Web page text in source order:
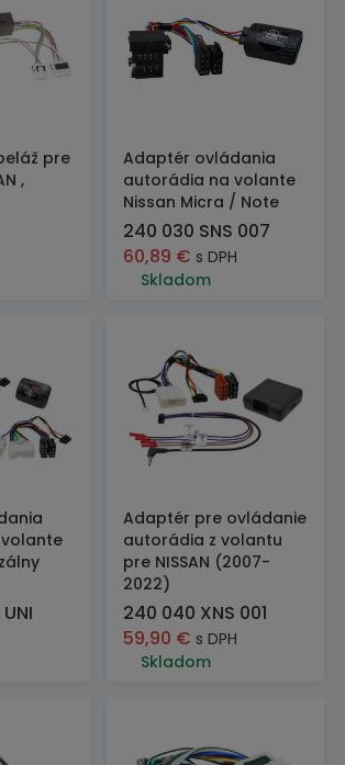
pre
,
Adaptér ovládania
autorádia na volante
Nissan Micra / Note
240 030 SNS 007
60,89 € s DPH
Skladom
Adaptér pre ovládanie
autorádia z volantu
pre NISSAN (2007-
2022)
240 040 XNS 001
59,90 € s DPH
Skladom